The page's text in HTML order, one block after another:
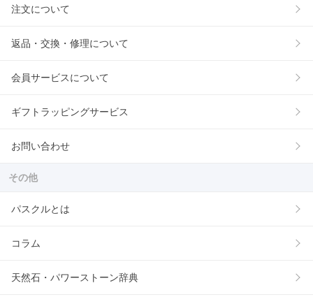
注文について
返品・交換・修理について
会員サービスについて
ギフトラッピングサービス
お問い合わせ
その他
パスクルとは
コラム
天然石・パワーストーン辞典